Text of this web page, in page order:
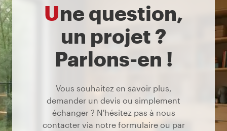
Une question,
un projet ?
Parlons-en !
Vous souhaitez en savoir plus,
demander un devis ou simplement
échanger ? N'hésitez pas à nous
contacter via notre formulaire ou par